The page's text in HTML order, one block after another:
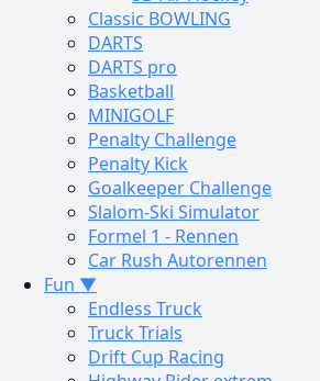
Classic BOWLING
DARTS
DARTS pro
Basketball
MINIGOLF
Penalty Challenge
Penalty Kick
Goalkeeper Challenge
Slalom-Ski Simulator
Formel 1 - Rennen
Car Rush Autorennen
Fun ▼
Endless Truck
Truck Trials
Drift Cup Racing